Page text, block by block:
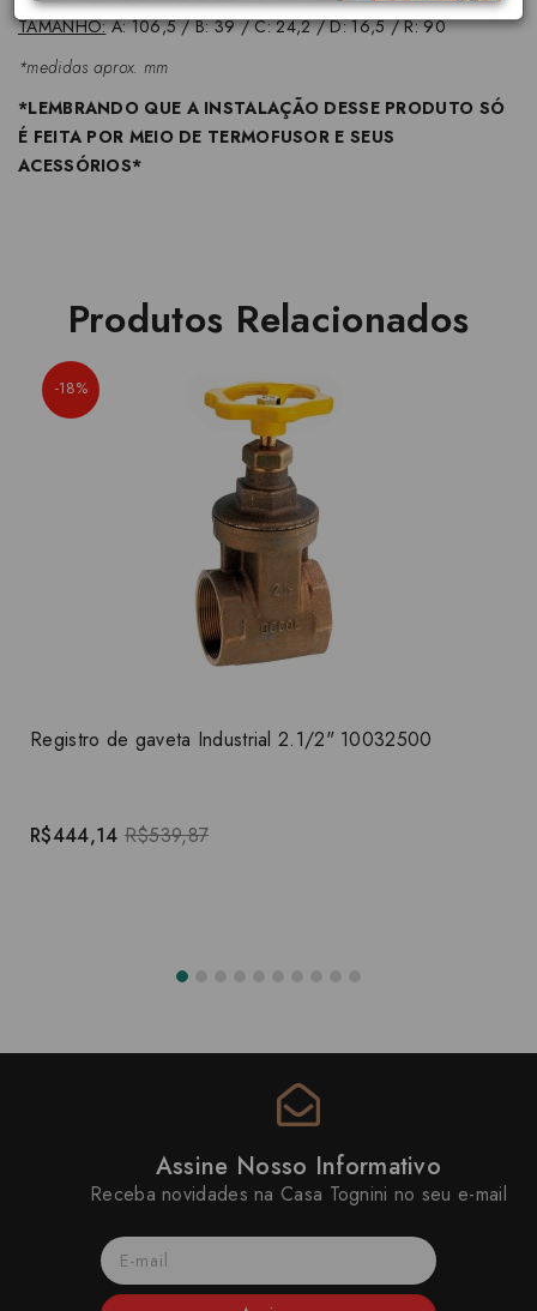
TAMANHO:A: 106,5 / B: 39 / C: 24,2 / D: 16,5 / R: 90
*medidas aprox. mm
*LEMBRANDO QUE A INSTALAÇÃO DESSE PRODUTO SÓ
É FEITA POR MEIO DE TERMOFUSOR E SEUS
ACESSÓRIOS*
Produtos Relacionados
-18%
Registro de gaveta Industrial 2.1/2" 10032500
R$444,14 R$539,87
Assine Nosso Informativo
Receba novidades na Casa Tognini no seu e-mail